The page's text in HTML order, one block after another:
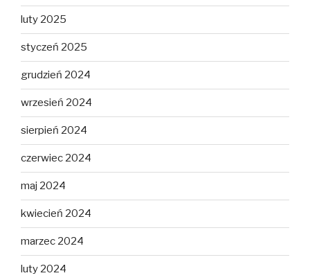
luty 2025
styczeń 2025
grudzień 2024
wrzesień 2024
sierpień 2024
czerwiec 2024
maj 2024
kwiecień 2024
marzec 2024
luty 2024